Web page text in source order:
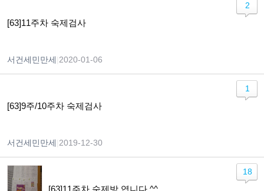
[63]11주차 숙제검사
서건세민만세 2020-01-06
2
[63]9주/10주차 숙제검사
서건세민만세 2019-12-30
1
[63]11주차 숙제방 엽니다 ^^
18